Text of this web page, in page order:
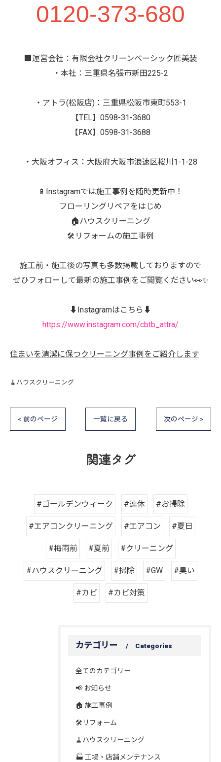
0120-373-680
🏢運営会社：有限会社クリーンベーシック匠美装
・本社：三重県名張市新田225-2
・アトラ(松阪店)：三重県松阪市東町553-1
【TEL】0598-31-3680
【FAX】0598-31-3688
・大阪オフィス：大阪府大阪市浪速区桜川1-1-28
📱Instagramでは施工事例を随時更新中！
フローリングリペアをはじめ
🏠ハウスクリーニング
🛠️リフォームの施工事例
施工前・施工後の写真も多数掲載しておりますので
ぜひフォローして最新の施工事例をご閲覧ください👀✨
⬇️Instagramはこちら⬇️
https://www.instagram.com/cbtb_attra/
住まいを清潔に保つクリーニング事例をご紹介します
🧹ハウスクリーニング
< 前のページ 一覧に戻る 次のページ >
関連タグ
#ゴールデンウィーク #連休 #お掃除
#エアコンクリーニング #エアコン #夏日
#梅雨前 #夏前 #クリーニング
#ハウスクリーニング #掃除 #GW #臭い
#カビ #カビ対策
カテゴリー Categories
全てのカテゴリー
📢 お知らせ
🏠 施工事例
🛠️リフォーム
🧹ハウスクリーニング
🏭 工場・店舗メンテナンス